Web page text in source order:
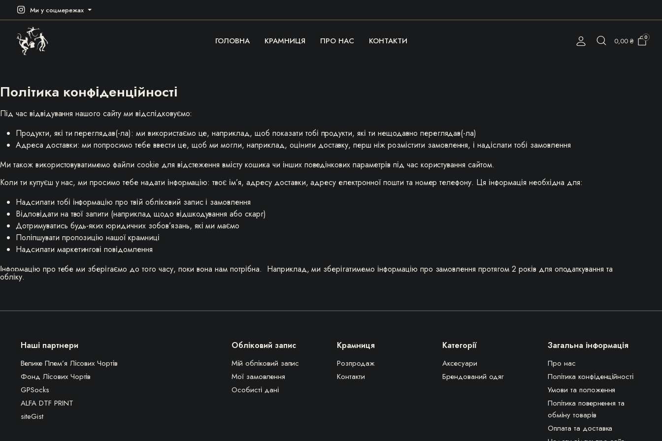
Ми у соцмережах
ГОЛОВНА КРАМНИЦЯ ПРО НАС КОНТАКТИ 0,00₴ 0
Політика конфіденційності
Під час відвідування нашого сайту ми відслідковуємо:
Продукти, які ти переглядав(-ла): ми використаємо це, наприклад, щоб показати тобі продукти, які ти нещодавно переглядав(-ла)
Адреса доставки: ми попросимо тебе ввести це, щоб ми могли, наприклад, оцінити доставку, перш ніж розмістити замовлення, і надіслати тобі замовлення
Ми також використовуватимемо файли cookie для відстеження вмісту кошика чи інших поведінкових параметрів під час користування сайтом.
Коли ти купуєш у нас, ми просимо тебе надати інформацію: твоє ім’я, адресу доставки, адресу електронної пошти та номер телефону. Ця інформація необхідна для:
Надсилати тобі інформацію про твій обліковий запис і замовлення
Відповідати на твої запити (наприклад щодо відшкодування або скарг)
Дотримуватись будь-яких юридичних зобов’язань, які ми маємо
Поліпшувати пропозицію нашої крамниці
Надсилати маркетингові повідомлення
Інформацію про тебе ми зберігаємо до того часу, поки вона нам потрібна. Наприклад, ми зберігатимемо інформацію про замовлення протягом 2 років для оподаткування та
обліку.
Наші партнери
Велике Плем’я Лісових Чортів
Фонд Лісових Чортів
GPSocks
ALFA DTF PRINT
siteGist
Обліковий запис
Мій обліковий запис
Мої замовлення
Особисті дані
Крамниця
Розпродаж
Контакти
Категорії
Аксесуари
Брендований одяг
Загальна інформація
Про нас
Політика конфіденційності
Умови та положення
Політика повернення та
обміну товарів
Оплата та доставка